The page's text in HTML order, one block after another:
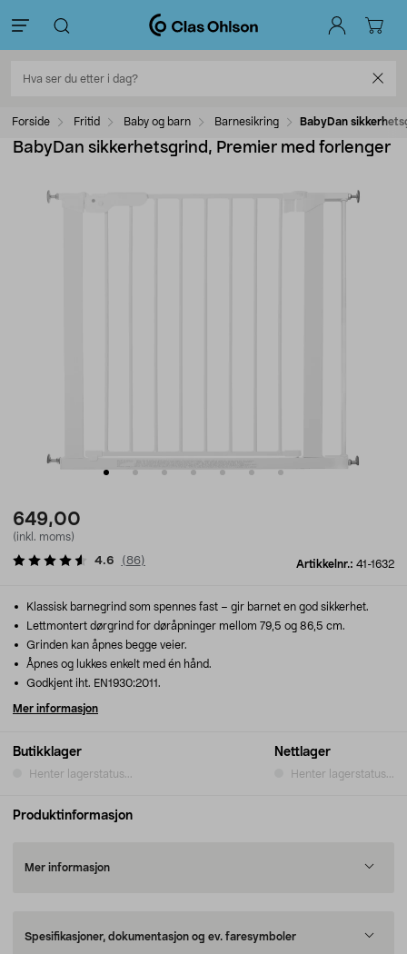
Forside Fritid Baby og barn Barnesikring BabyDan
BabyDan sikkerhetsgrind, Premier med forlenger
649,00
(inkl. moms)
Artikkelnr.: 41-1632
4.6 (86)
Butikklager
Henter lagerstatus...
Nettlager
Henter lagerstatus...
Klassisk barnegrind som spennes fast – gir barnet en god sikkerhet.
Lettmontert dørgrind for døråpninger mellom 79,5 og 86,5 cm.
Grinden kan åpnes begge veier.
Åpnes og lukkes enkelt med én hånd.
Godkjent iht. EN1930:2011.
Mer informasjon
Produktinformasjon
Mer informasjon
Spesifikasjoner, dokumentasjon og ev. faresymboler